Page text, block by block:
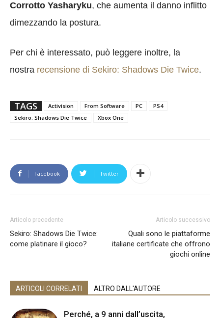
Corrotto Yasharyku, che aumenta il danno inflitto
dimezzando la postura.
Per chi è interessato, può leggere inoltre, la
nostra recensione di Sekiro: Shadows Die Twice.
TAGS Activision From Software PC
PS4
Sekiro: Shadows Die Twice
Xbox One
Facebook Twitter
Articolo precedente
Sekiro: Shadows Die Twice:
come platinare il gioco?
Articolo successivo
Quali sono le piattaforme
italiane certificate che offrono
giochi online
ARTICOLI CORRELATI ALTRO DALL'AUTORE
Perché, a 9 anni dall’uscita,